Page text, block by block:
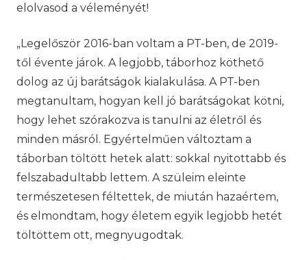
elolvasod a véleményét!
„Legelőször 2016-ban voltam a PT-ben, de 2019-
től évente járok. A legjobb, táborhoz köthető
dolog az új barátságok kialakulása. A PT-ben
megtanultam, hogyan kell jó barátságokat kötni,
hogy lehet szórakozva is tanulni az életről és
minden másról. Egyértelműen változtam a
táborban töltött hetek alatt: sokkal nyitottabb és
felszabadultabb lettem. A szüleim eleinte
természetesen féltettek, de miután hazaértem,
és elmondtam, hogy életem egyik legjobb hetét
töltöttem ott, megnyugodtak.